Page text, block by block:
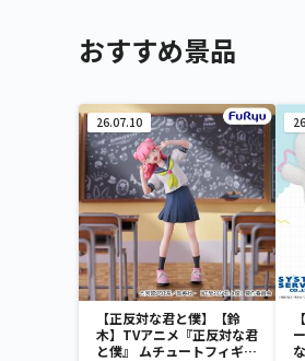
おすすめ景品
26.07.10
【正反対な君と僕】【鈴
木】TVアニメ『正反対な君
と僕』 ムチュートフィギュ